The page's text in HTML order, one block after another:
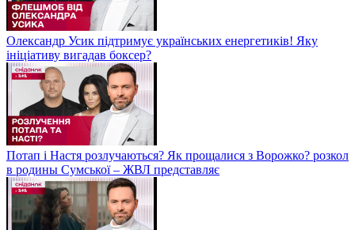
Олександр Усик підтримує українських енергетиків! Яку
ініціативу вигадав боксер?
Потап і Настя розлучаються? Як прощалися з Ворожко? розкол
в родины Сумської – ЖВЛ представляє